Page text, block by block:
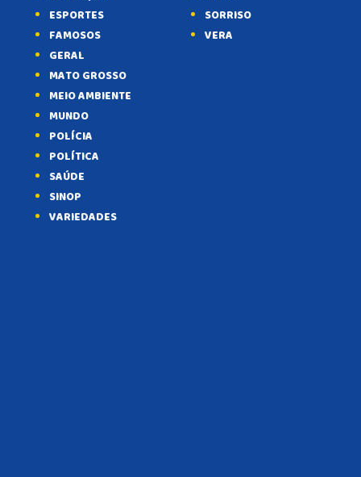
ESPORTES
FAMOSOS
GERAL
MATO GROSSO
MEIO AMBIENTE
MUNDO
POLÍCIA
POLÍTICA
SAÚDE
SINOP
VARIEDADES
SORRISO
VERA